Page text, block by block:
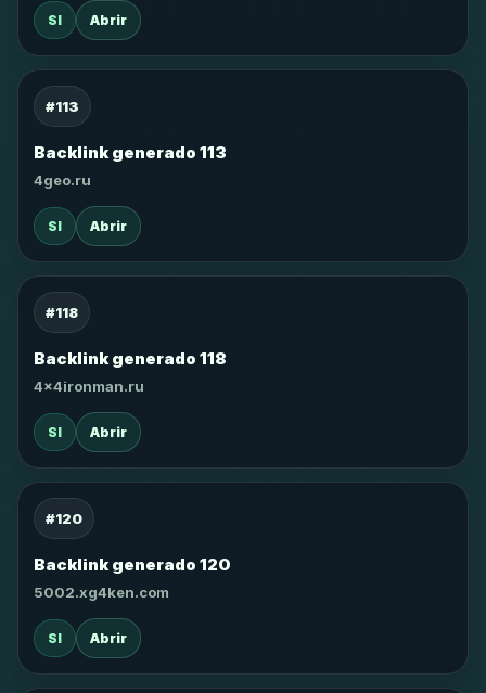
SI Abrir
#113
Backlink generado 113
4geo.ru
SI Abrir
#118
Backlink generado 118
4x4ironman.ru
SI Abrir
#120
Backlink generado 120
5002.xg4ken.com
SI Abrir